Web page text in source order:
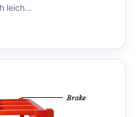
leich...